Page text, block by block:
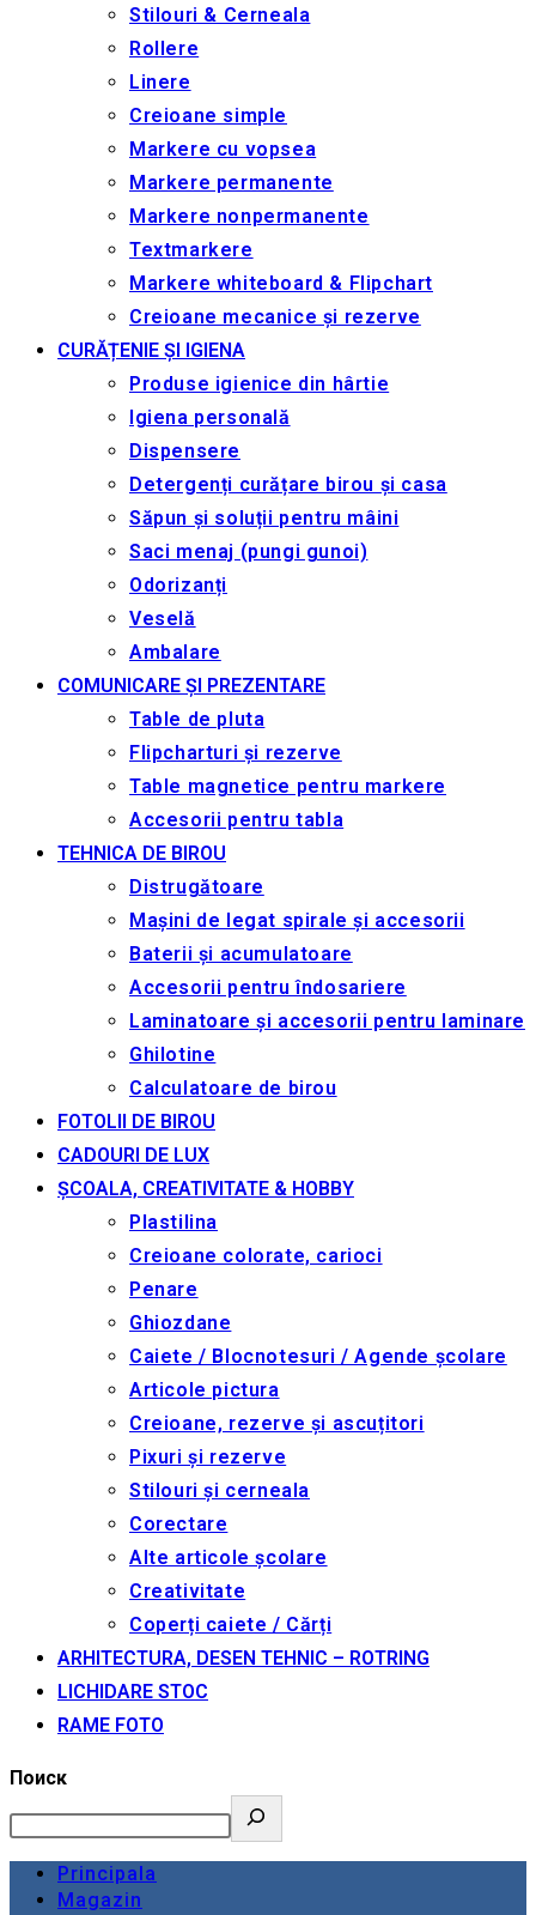
Stilouri & Сerneala
Rollere
Linere
Creioane simple
Markere cu vopsea
Markere permanente
Markere nonpermanente
Textmarkere
Markere whiteboard & Flipchart
Creioane mecanice și rezerve
CURĂȚENIE ȘI IGIENA
Produse igienice din hârtie
Igiena personală
Dispensere
Detergenți curățare birou și casa
Săpun și soluții pentru mâini
Saci menaj (pungi gunoi)
Odorizanți
Veselă
Ambalare
COMUNICARE ȘI PREZENTARE
Table de pluta
Flipcharturi și rezerve
Table magnetice pentru markere
Accesorii pentru tabla
TEHNICA DE BIROU
Distrugătoare
Mașini de legat spirale și accesorii
Baterii și acumulatoare
Accesorii pentru îndosariere
Laminatoare și accesorii pentru laminare
Ghilotine
Calculatoare de birou
FOTOLII DE BIROU
CADOURI DE LUX
ȘCOALA, CREATIVITATE & HOBBY
Plastilina
Creioane colorate, carioci
Penare
Ghiozdane
Caiete / Blocnotesuri / Agende școlare
Articole pictura
Creioane, rezerve și ascuțitori
Pixuri și rezerve
Stilouri și cerneala
Corectare
Alte articole școlare
Creativitate
Coperți caiete / Cărți
ARHITECTURA, DESEN TEHNIC – ROTRING
LICHIDARE STOC
RAME FOTO
Поиск
Principala
Magazin